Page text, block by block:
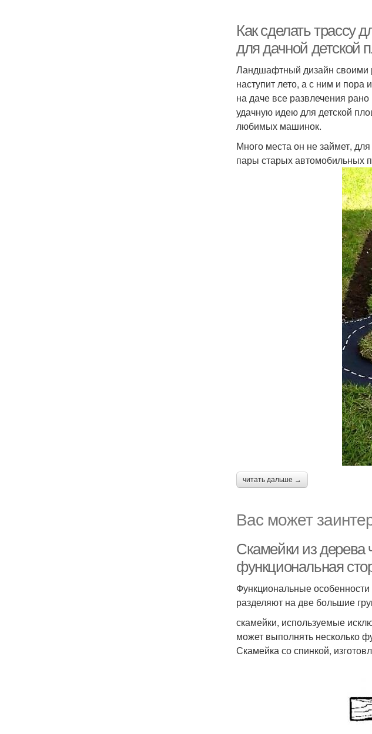
Как сделать трассу
для дачной детской
Ландшафтный дизайн своими
наступит лето, а с ним и пора
на даче все развлечения
удачную идею для детской
любимых машинок.
Много места он не займет,
пары старых автомобильных
читать дальше →
Вас может
Скамейки из дерева
функциональная
Функциональные
разделяют на две большие
скамейки, используемые
может выполнять несколько
Скамейка со спинкой,